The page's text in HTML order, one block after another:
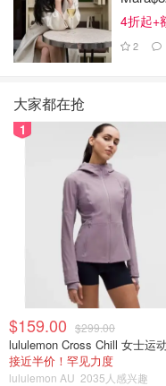
4折起+
2
大家都在抢
1
$159.00 $299.00
lululemon Cross Chill 女士运
接近半价！罕见力度
lululemon AU 2035人感兴趣